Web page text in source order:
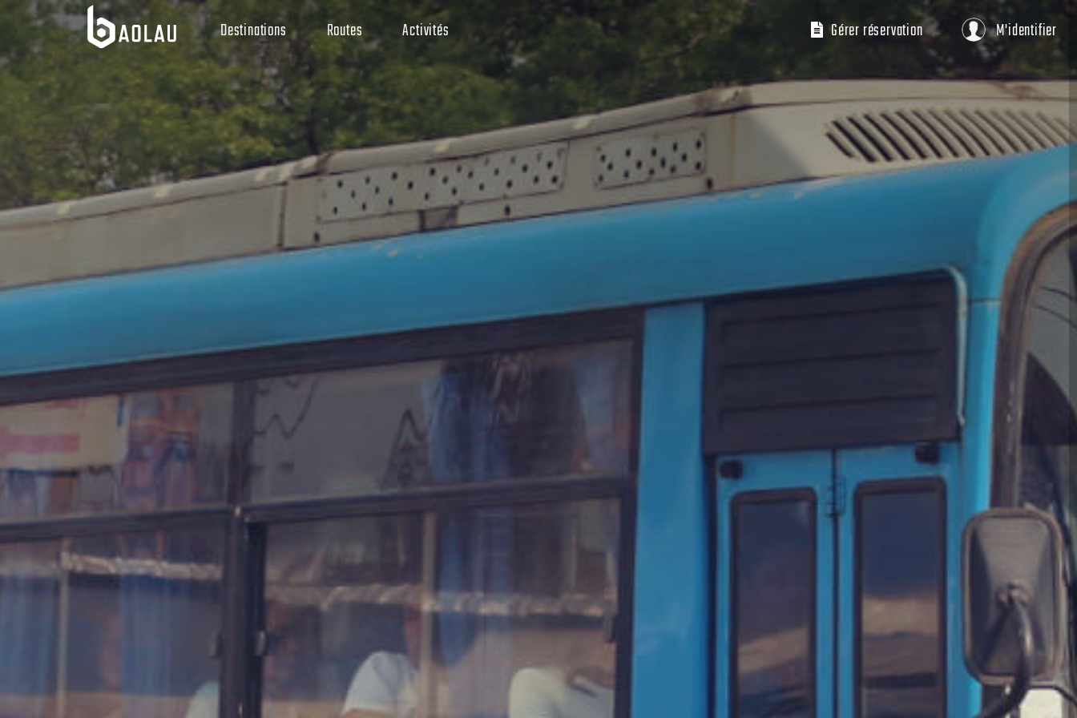
Destinations Routes Activités M'identifier
Gérer réservation